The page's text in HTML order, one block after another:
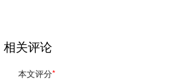
相关评论
本文评分*